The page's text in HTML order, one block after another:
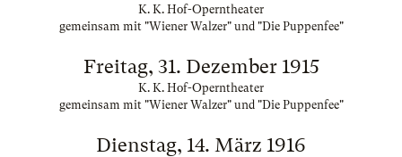
K. K. Hof-Operntheater
gemeinsam mit "Wiener Walzer" und "Die Puppenfee"
Freitag, 31. Dezember 1915
K. K. Hof-Operntheater
gemeinsam mit "Wiener Walzer" und "Die Puppenfee"
Dienstag, 14. März 1916